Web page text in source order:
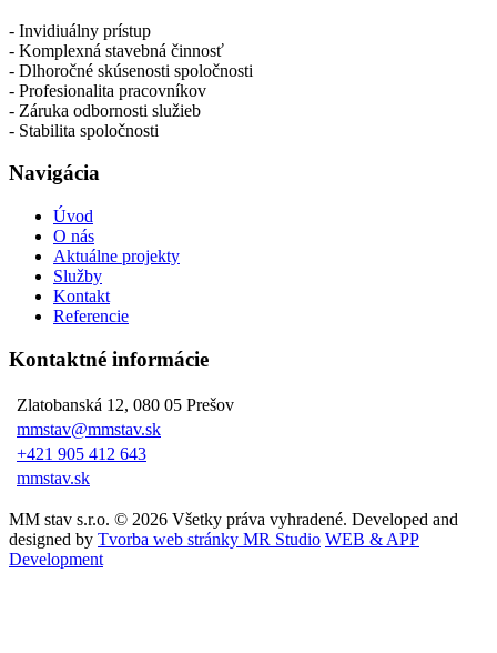
- Invidiuálny prístup
- Komplexná stavebná činnosť
- Dlhoročné skúsenosti spoločnosti
- Profesionalita pracovníkov
- Záruka odbornosti služieb
- Stabilita spoločnosti
Navigácia
Úvod
O nás
Aktuálne projekty
Služby
Kontakt
Referencie
Kontaktné informácie
Zlatobanská 12, 080 05 Prešov
mmstav@mmstav.sk
+421 905 412 643
mmstav.sk
MM stav s.r.o. © 2026 Všetky práva vyhradené. Developed and
designed by Tvorba web stránky MR Studio WEB & APP
Development